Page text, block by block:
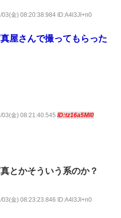
03(金) 08:20:38.984 ID:A4l3JI+n0
屋さんで撮ってもらった
03(金) 08:21:40.545 ID:tz16a5Ml0
とかそういう系のか？
03(金) 08:23:23.846 ID:A4l3JI+n0